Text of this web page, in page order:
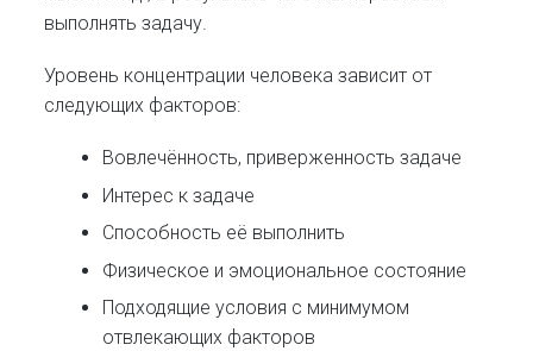
выполнять задачу.
Уровень концентрации человека зависит от
следующих факторов:
Вовлечённость, приверженность задаче
Интерес к задаче
Способность её выполнить
Физическое и эмоциональное состояние
Подходящие условия с минимумом
отвлекающих факторов